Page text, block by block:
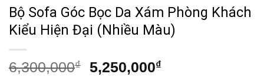
Bộ Sofa Góc Bọc Da Xám Phòng Khách
Kiểu Hiện Đại (Nhiều Màu)
6,300,000₫
Giá
5,250,000₫Giá